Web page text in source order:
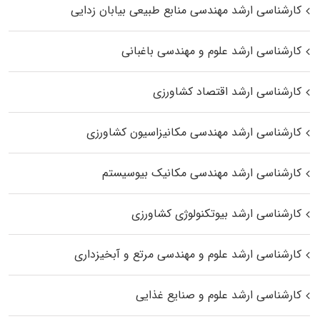
کارشناسی ارشد مهندسی منابع طبیعی بیابان زدایی
کارشناسی ارشد علوم و مهندسی باغبانی
کارشناسی ارشد اقتصاد کشاورزی
کارشناسی ارشد مهندسی مکانیزاسیون کشاورزی
کارشناسی ارشد مهندسی مکانیک بیوسیستم
کارشناسی ارشد بیوتکنولوژی کشاورزی
کارشناسی ارشد علوم و مهندسی مرتع و آبخیزداری
کارشناسی ارشد علوم و صنایع غذایی